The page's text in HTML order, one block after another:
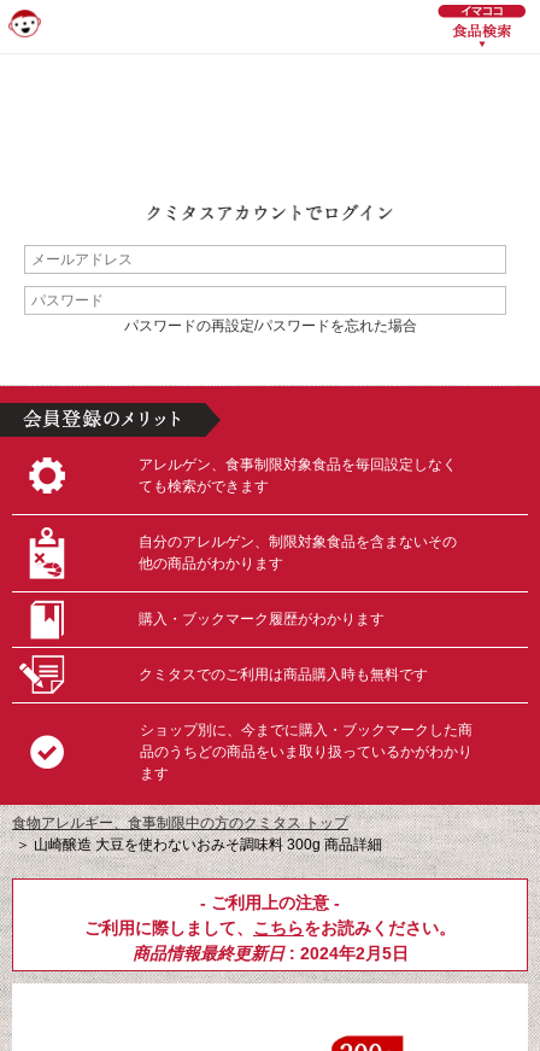
パスワードの再設定/パスワードを忘れた場合
アレルゲン、食事制限対象食品を毎回設定しなく
ても検索ができます
自分のアレルゲン、制限対象食品を含まないその
他の商品がわかります
購入・ブックマーク履歴がわかります
クミタスでのご利用は商品購入時も無料です
ショップ別に、今までに購入・ブックマークした商
品のうちどの商品をいま取り扱っているかがわかり
ます
食物アレルギー、食事制限中の方のクミタス トップ
＞山崎醸造 大豆を使わないおみそ調味料 300g 商品詳細
- ご利用上の注意 -
ご利用に際しまして、 こちらをお読みください。
商品情報最終更新日: 2024年2月5日